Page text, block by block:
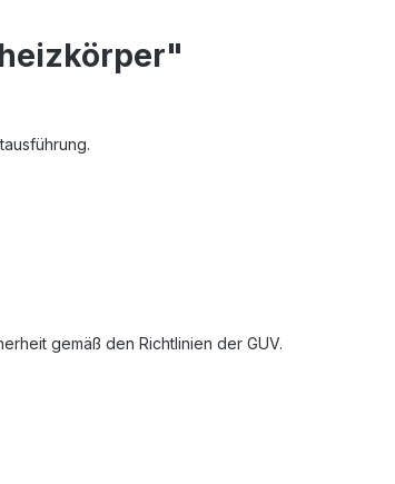
gemäß den Richtlinien der GUV.